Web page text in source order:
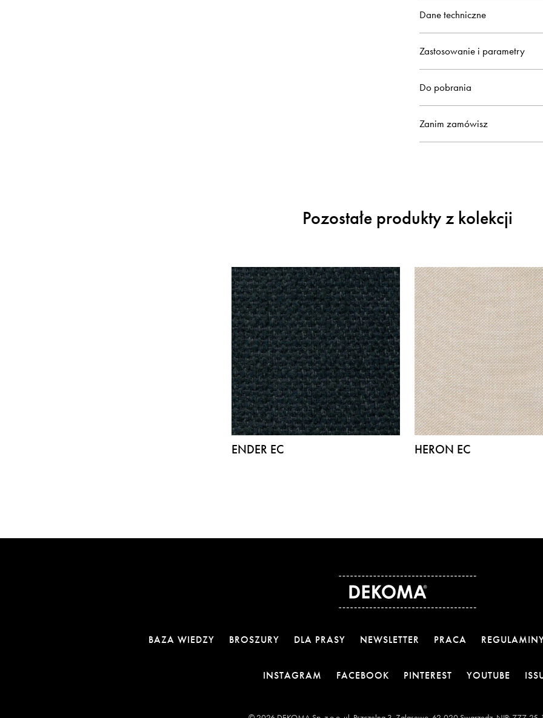
Dane techniczne
Zastosowanie i parametry
Do pobrania
Zanim zamówisz
Pozostałe produkty z kolekcji
ENDER EC HERON EC
BAZA WIEDZY BROSZURY DLA PRASY NEWSLETTER PRACA
INSTAGRAM OTWIERA LINK W NOWEJ KARCIE
FACEBOOKOTWIERA LINK W NOWEJ
PINTERESTOTWIERA LINK W
YOUTUBE